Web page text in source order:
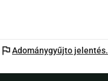
flagAdománygyűjto jelentés.